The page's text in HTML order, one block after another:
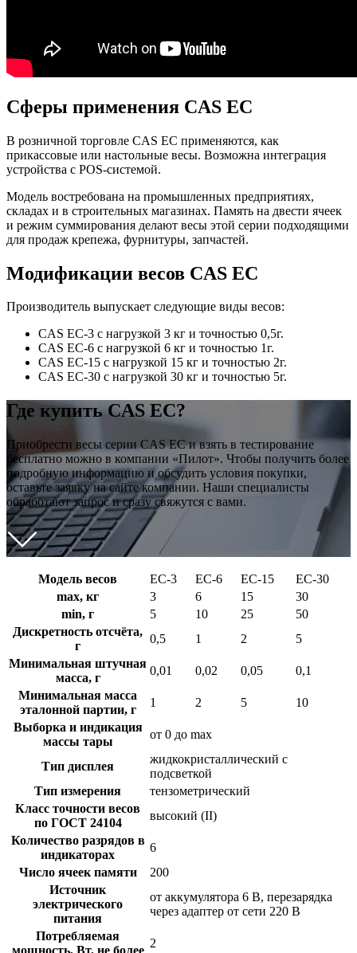
Сферы применения CAS EC
В розничной торговле CAS EC применяются, как
прикассовые или настольные весы. Возможна интеграция
устройства с POS-системой.
Модель востребована на промышленных предприятиях,
складах и в строительных магазинах. Память на двести ячеек
и режим суммирования делают весы этой серии подходящими
для продаж крепежа, фурнитуры, запчастей.
Модификации весов CAS EC
Производитель выпускает следующие виды весов:
CAS EC-3 с нагрузкой 3 кг и точностью 0,5г.
CAS EC-6 с нагрузкой 6 кг и точностью 1г.
CAS EC-15 с нагрузкой 15 кг и точностью 2г.
CAS EC-30 с нагрузкой 30 кг и точностью 5г.
Где купить CAS EC?
Приобрести весы серии CAS EC и взять в тестирование
бесплатно можно в компании «Пилот». Чтобы получить более
подробную информацию и обсудить условия покупки,
оставьте заявку на сайте компании. Наши специалисты
обработают запрос и сразу свяжутся с вами.
Модель весов EC-3 EC-6 EC-15
EC-30
max, кг
3 6 15
30
min, г
5 10 25
50
Дискретность отсчёта,
г
0,5 1 2
5
Минимальная штучная
масса, г
0,01 0,02 0,05
0,1
Минимальная масса
эталонной партии, г
1 2 5
10
Выборка и индикация
массы тары
от 0 до max
Тип дисплея
жидкокристаллический с
подсветкой
Тип измерения
тензометрический
Класс точности весов
по ГОСТ 24104
высокий (II)
Количество разрядов в
индикаторах
6
Число ячеек памяти
200
Источник
электрического
питания
от аккумулятора 6 В, перезарядка
через адаптер от сети 220 В
Потребляемая
2